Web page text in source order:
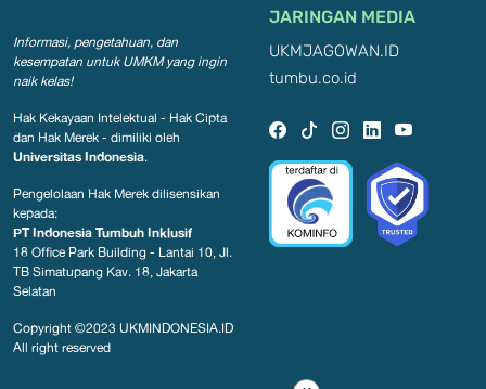
Informasi, pengetahuan, dan
kesempatan untuk UMKM yang ingin
naik kelas!
Hak Kekayaan Intelektual - Hak Cipta
dan Hak Merek - dimiliki oleh
Universitas Indonesia.
Pengelolaan Hak Merek dilisensikan
kepada:
PT Indonesia Tumbuh Inklusif
18 Office Park Building - Lantai 10, Jl.
TB Simatupang Kav. 18, Jakarta
Selatan
Copyright ©2023 UKMINDONESIA.ID
All right reserved
JARINGAN MEDIA
UKMJAGOWAN.ID
tumbu.co.id